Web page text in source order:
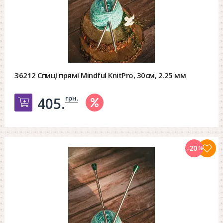
36212 Спиці прямі Mindful KnitPro, 30см, 2.25 мм
Добавить в корзину
405.грн.
-20%